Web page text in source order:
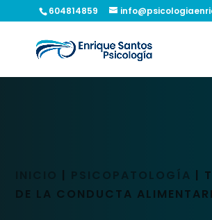
604814859
| PSICOPATOLOGÍA |
DE LA CONDUCTA